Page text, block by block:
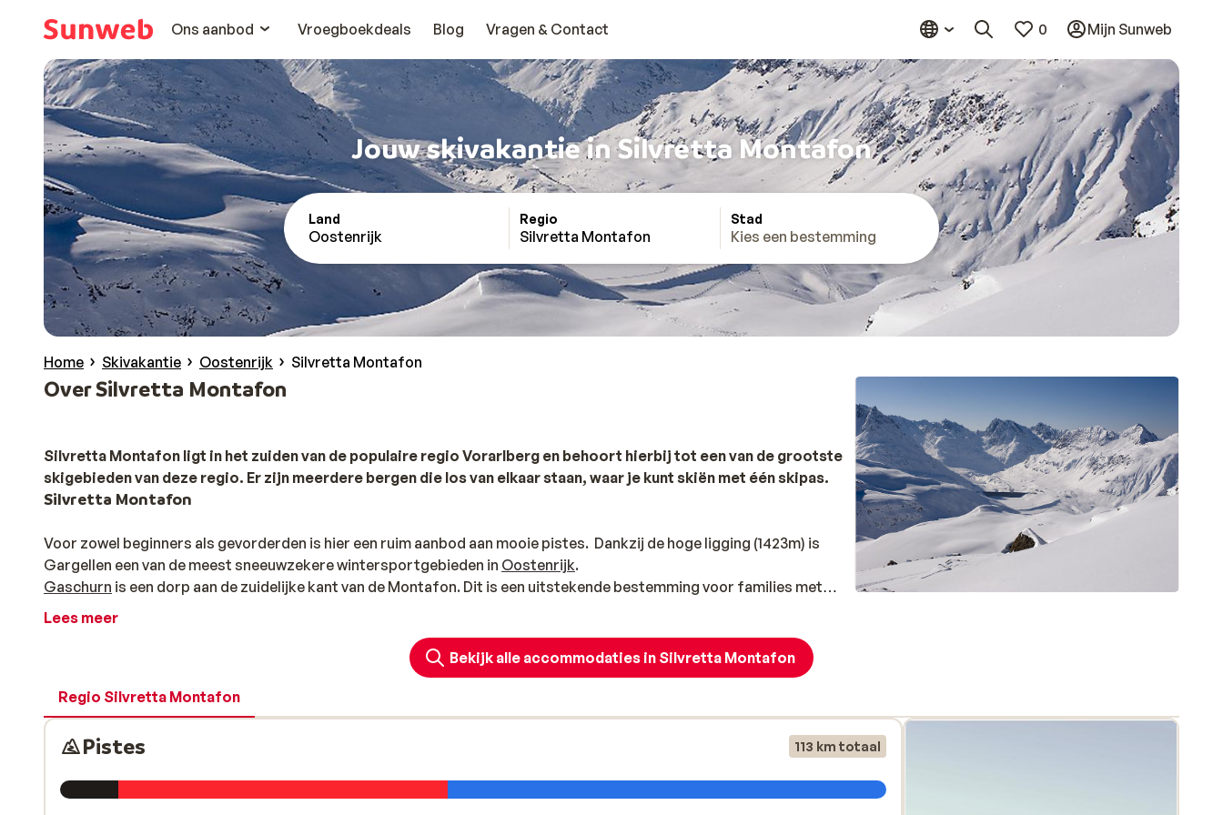
Ons aanbod
Vroegboekdeals Blog Vragen & Contact 0 Mijn Sunweb
Jouw skivakantie in Silvretta Montafon
Land
Oostenrijk
Regio
Silvretta Montafon
Stad
Kies een bestemming
Home Skivakantie Oostenrijk Silvretta Montafon
Over Silvretta Montafon
Silvretta Montafon ligt in het zuiden van de populaire regio Vorarlberg en behoort hierbij tot een van de grootste
skigebieden van deze regio. Er zijn meerdere bergen die los van elkaar staan, waar je kunt skiën met één skipas.
Silvretta Montafon
Voor zowel beginners als gevorderden is hier een ruim aanbod aan mooie pistes. Dankzij de hoge ligging (1423m) is
Gargellen een van de meest sneeuwzekere wintersportgebieden in Oostenrijk.
Gaschurn is een dorp aan de zuidelijke kant van de Montafon. Dit is een uitstekende bestemming voor families met
kinderen.
Liften en kilometers maken
Met meer dan zestig liften en een kleine tweehonderdtwintig geprepareerde pistekilometers kan je hier prima de
wandelliefhebber is er ruim honderd kilometer aan loipes, drie hoogteloipes en bijna driehonderd kilometer aan
Lees meer
Bekijk alle accommodaties in Silvretta Montafon
Regio Silvretta Montafon
Pistes 113 km totaal